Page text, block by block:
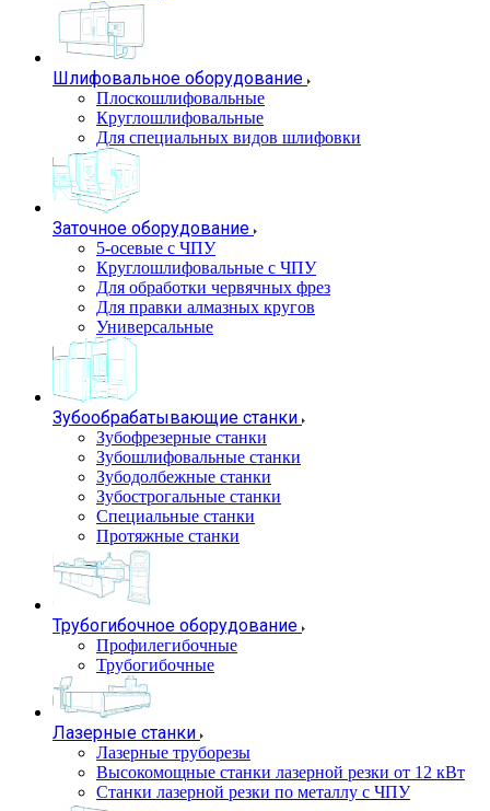
Шлифовальное оборудование
Плоскошлифовальные
Круглошлифовальные
Для специальных видов шлифовки
Заточное оборудование
5-осевые с ЧПУ
Круглошлифовальные с ЧПУ
Для обработки червячных фрез
Для правки алмазных кругов
Универсальные
Зубообрабатывающие станки
Зубофрезерные станки
Зубошлифовальные станки
Зубодолбежные станки
Зубострогальные станки
Специальные станки
Протяжные станки
Трубогибочное оборудование
Профилегибочные
Трубогибочные
Лазерные станки
Лазерные труборезы
Высокомощные станки лазерной резки от 12 кВт
Станки лазерной резки по металлу с ЧПУ